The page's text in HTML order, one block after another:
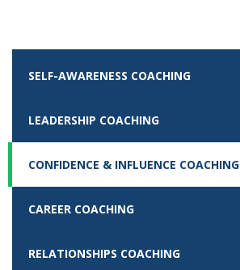
SELF-AWARENESS COACHING
LEADERSHIP COACHING
CONFIDENCE & INFLUENCE COACHING
CAREER COACHING
RELATIONSHIPS COACHING